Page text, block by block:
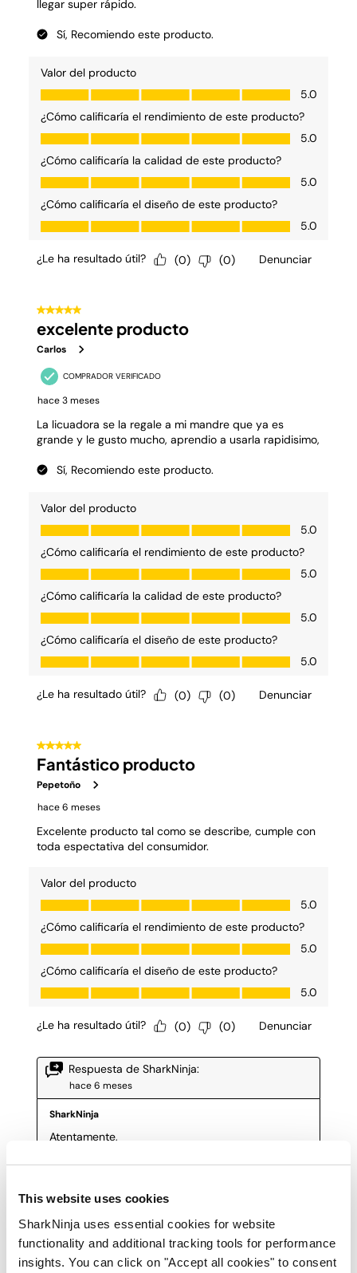
This website uses cookies
SharkNinja uses essential cookies for website
functionality and additional tracking tools for performance
insights. You can click on "Accept all cookies" to consent